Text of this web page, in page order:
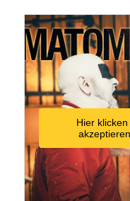
Hier